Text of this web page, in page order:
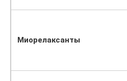
Миорелаксанты